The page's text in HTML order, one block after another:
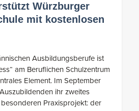
Würzburger
mit kostenlosen
Ausbildungsberufe ist
am Beruflichen Schulzentrum
Element. Im September
ihr zweites
Praxisprojekt: der